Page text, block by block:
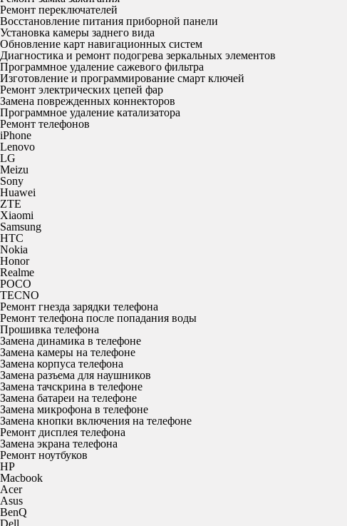
Ремонт переключателей
Восстановление питания приборной панели
Установка камеры заднего вида
Обновление карт навигационных систем
Диагностика и ремонт подогрева зеркальных элементов
Программное удаление сажевого фильтра
Изготовление и программирование смарт ключей
Ремонт электрических цепей фар
Замена поврежденных коннекторов
Программное удаление катализатора
Ремонт телефонов
iPhone
Lenovo
LG
Meizu
Sony
Huawei
ZTE
Xiaomi
Samsung
HTC
Nokia
Honor
Realme
POCO
TECNO
Ремонт гнезда зарядки телефона
Ремонт телефона после попадания воды
Прошивка телефона
Замена динамика в телефоне
Замена камеры на телефоне
Замена корпуса телефона
Замена разъема для наушников
Замена тачскрина в телефоне
Замена батареи на телефоне
Замена микрофона в телефоне
Замена кнопки включения на телефоне
Ремонт дисплея телефона
Замена экрана телефона
Ремонт ноутбуков
HP
Macbook
Acer
Asus
BenQ
Dell